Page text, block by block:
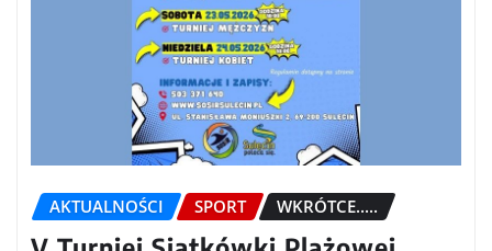
AKTUALNOŚCI SPORT WKRÓTCE.....